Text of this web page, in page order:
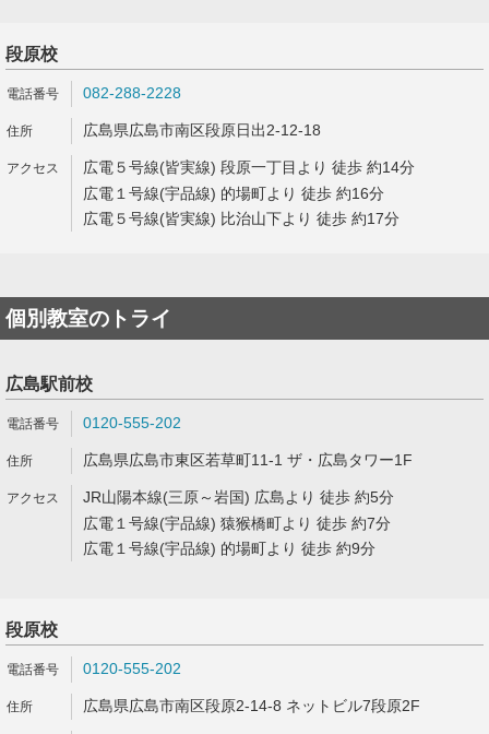
段原校
082-288-2228
広島県広島市南区段原日出2-12-18
広電５号線(皆実線) 段原一丁目より 徒歩 約14分
広電１号線(宇品線) 的場町より 徒歩 約16分
広電５号線(皆実線) 比治山下より 徒歩 約17分
個別教室のトライ
広島駅前校
0120-555-202
広島県広島市東区若草町11-1 ザ・広島タワー1F
JR山陽本線(三原～岩国) 広島より 徒歩 約5分
広電１号線(宇品線) 猿猴橋町より 徒歩 約7分
広電１号線(宇品線) 的場町より 徒歩 約9分
段原校
0120-555-202
広島県広島市南区段原2-14-8 ネットビル7段原2F